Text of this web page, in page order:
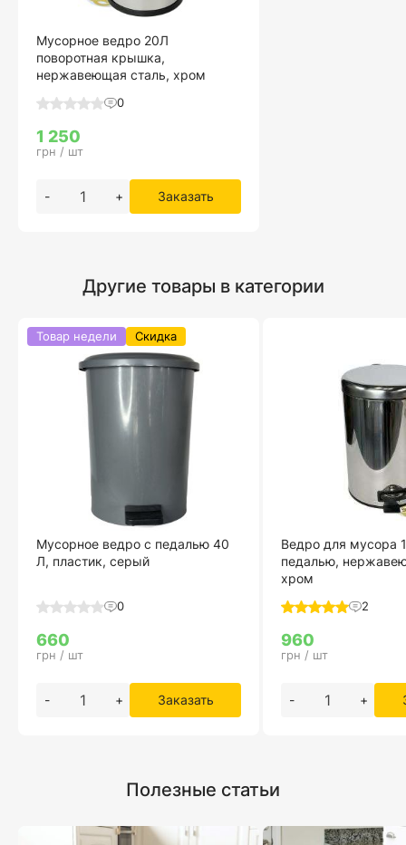
Мусорное ведро 20Л
поворотная крышка,
нержавеющая сталь, хром
0
1 250
грн / шт
- + Заказать
Другие товары в категории
Мусорное ведро с педалью 40
Л, пластик, серый
0
660
грн / шт
- + Заказать
Товар недели Скидка
Ведро для мусора
педалью,
хром
2
960
грн / шт
- +
Полезные статьи